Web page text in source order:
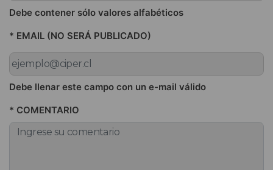
Debe contener sólo valores alfabéticos
* EMAIL (NO SERÁ PUBLICADO)
Debe llenar este campo con un e-mail válido
* COMENTARIO